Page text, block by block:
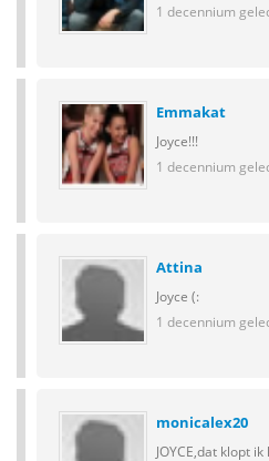
1 decennium
Emmakat
Joyce!!!
1 decennium
Attina
Joyce (:
1 decennium
monicalex20
JOYCE,dat klopt